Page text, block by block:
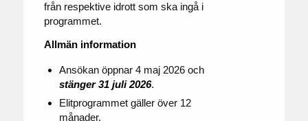
från respektive idrott som ska ingå i
programmet.
Allmän information
Ansökan öppnar 4 maj 2026 och
stänger 31 juli 2026.
Elitprogrammet gäller över 12
månader.